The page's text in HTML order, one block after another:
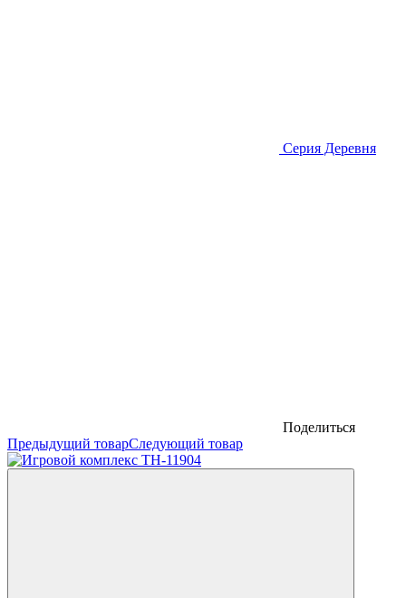
Серия Деревня
Поделиться
Предыдущий товарСледующий товар